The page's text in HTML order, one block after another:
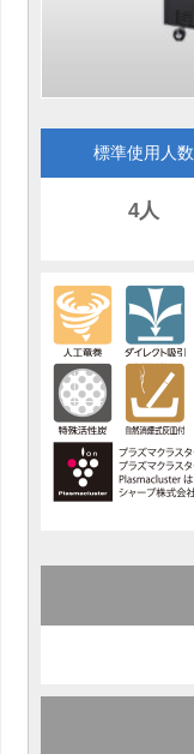
標準使用人数
4人